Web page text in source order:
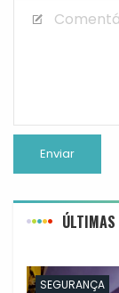
ÚLTIMAS
SEGURANÇA